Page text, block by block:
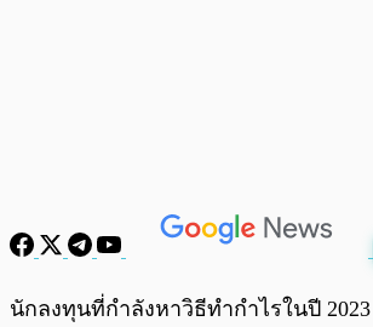
พร้อมเล่น
นักลงทุนที่กำลังหาวิธีทำกำไรในปี